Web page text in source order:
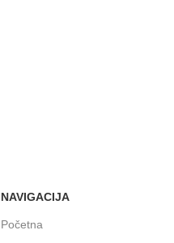
NAVIGACIJA
Početna